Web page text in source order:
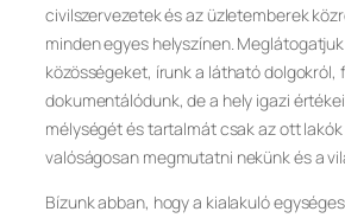
civilszervezetek és az üzletemberek
minden egyes helyszínen.
közösségeket, írunk a látható dolgokról,
dokumentálódunk, de a hely igazi
mélységét és tartalmát csak az ott
valóságosan megmutatni nekünk és a
Bízunk abban, hogy a kialakuló